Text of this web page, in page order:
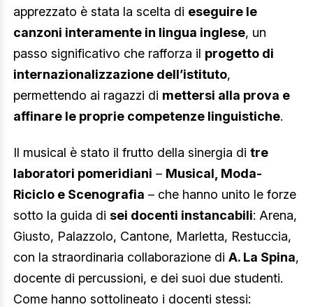
apprezzato è stata la scelta di eseguire le
canzoni interamente in lingua inglese, un
passo significativo che rafforza il progetto di
internazionalizzazione dell’istituto,
permettendo ai ragazzi di mettersi alla prova e
affinare le proprie competenze linguistiche.
Il musical è stato il frutto della sinergia di tre
laboratori pomeridiani – Musical, Moda-
Riciclo e Scenografia – che hanno unito le forze
sotto la guida di sei docenti instancabili: Arena,
Giusto, Palazzolo, Cantone, Marletta, Restuccia,
con la straordinaria collaborazione di A. La Spina,
docente di percussioni, e dei suoi due studenti.
Come hanno sottolineato i docenti stessi: